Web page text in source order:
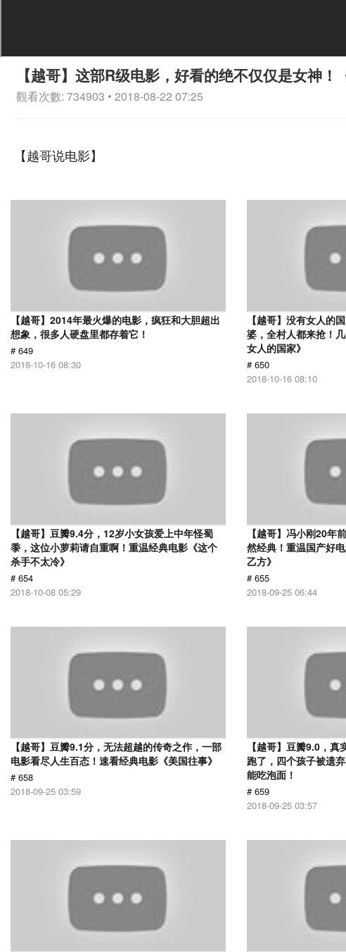
【越哥】这部R级电影，好看的绝不仅仅是女神！
觀看次數: 734903 • 2018-08-22 07:25
【越哥说电影】
【越哥】2014年最火爆的电影，疯狂和大胆超出
想象，很多人硬盘里都存着它！
# 649
2018-10-16 08:30
【越哥】没有女人的
婆，全村人都来抢！
女人的国家》
# 650
2018-10-16 08:10
【越哥】豆瓣9.4分，12岁小女孩爱上中年怪蜀
黍，这位小萝莉请自重啊！重温经典电影《这个
杀手不太冷》
# 654
2018-10-08 05:29
【越哥】冯小刚20年
然经典！重温国产好
乙方》
# 655
2018-09-25 06:44
【越哥】豆瓣9.1分，无法超越的传奇之作，一部
电影看尽人生百态！速看经典电影《美国往事》
# 658
2018-09-25 03:59
【越哥】豆瓣9.0，
跑了，四个孩子被遗
能吃泡面！
# 659
2018-09-25 03:57